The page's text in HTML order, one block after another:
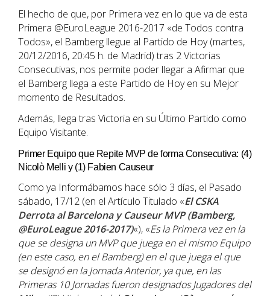
El hecho de que, por Primera vez en lo que va de esta
Primera @EuroLeague 2016-2017 «de Todos contra
Todos», el Bamberg llegue al Partido de Hoy (martes,
20/12/2016, 20:45 h. de Madrid) tras 2 Victorias
Consecutivas, nos permite poder llegar a Afirmar que
el Bamberg llega a este Partido de Hoy en su Mejor
momento de Resultados.
Además, llega tras Victoria en su Último Partido como
Equipo Visitante.
Primer Equipo que Repite MVP de forma Consecutiva: (4)
Nicolò Melli y (1) Fabien Causeur
Como ya Informábamos hace sólo 3 días, el Pasado
sábado, 17/12 (en el Artículo Titulado «El CSKA
Derrota al Barcelona y Causeur MVP (Bamberg,
@EuroLeague 2016-2017)«), «Es la Primera vez en la
que se designa un MVP que juega en el mismo Equipo
(en este caso, en el Bamberg) en el que juega el que
se designó en la Jornada Anterior, ya que, en las
Primeras 10 Jornadas fueron designados Jugadores del